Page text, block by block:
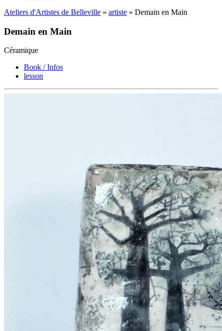
Ateliers d'Artistes de Belleville » artiste » Demain en Main
Demain en Main
Céramique
Book / Infos
lesson